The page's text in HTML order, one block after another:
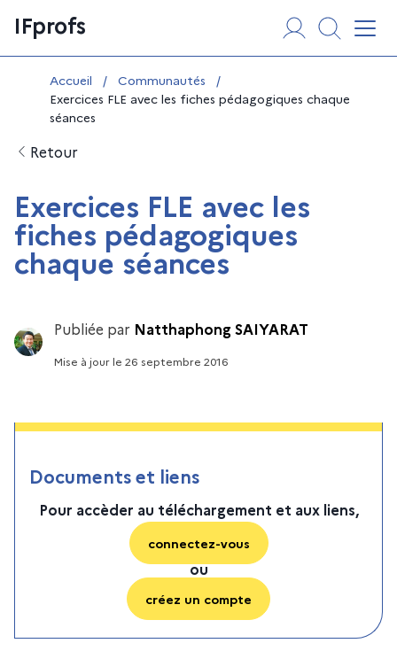
au
contenu
IFprofs
Vous êtes ici :
Accueil / Communautés
/
Exercices FLE avec les fiches pédagogiques chaque
séances
Retour
Exercices FLE avec les
fiches pédagogiques
chaque séances
Publiée par Natthaphong SAIYARAT
Mise à jourle 26 septembre 2016
Documents et liens
Pour accèder au téléchargement et aux liens,
connectez-vous
ou
créez un compte